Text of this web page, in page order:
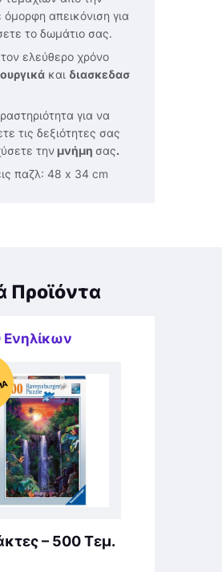
όμορφη απεικόνιση για
το δωμάτιο σας.
ελεύθερο χρόνο
και διασκεδασ
για να
τις δεξιότητες σας
τηνμνήμη σας.
παζλ: 48 x 34 cm
Προϊόντα
Ενηλίκων
– 500 Τεμ.